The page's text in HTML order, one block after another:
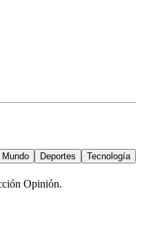
Mundo Deportes
Tecnología
Opinión.